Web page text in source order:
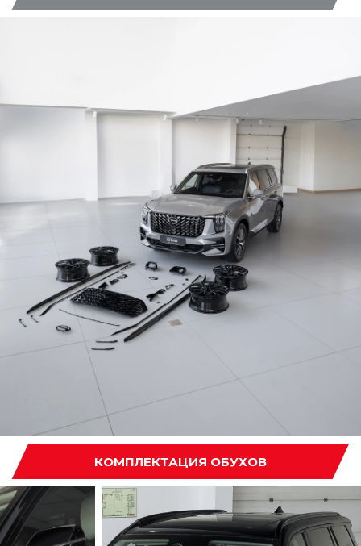
GAC GS8 II FL GL
2025 / Белый / 2.0 GDI
Удвоенные выгоды
ПОЛУЧИТЬ ПРЕДЛОЖЕНИЕ
GAC M8 GX PREMIUM
КОМПЛЕКТАЦИЯ ОБУХОВ